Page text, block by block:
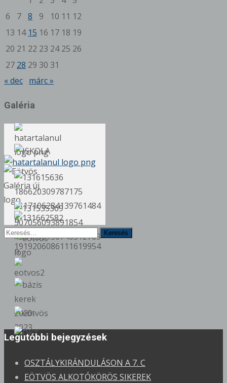
6
7 8 9 10 11 12
13 14 15 16 17 18 19
20 21 22 23 24 25 26
27 28 29 30 31
« dec márc »
Galéria
Keresés
erre:
Legutóbbi bejegyzések
OSZTÁLYKIRÁNDULÁSON A 7. C
EÖTVÖS ALKOTÓKÖRÖS SIKEREK